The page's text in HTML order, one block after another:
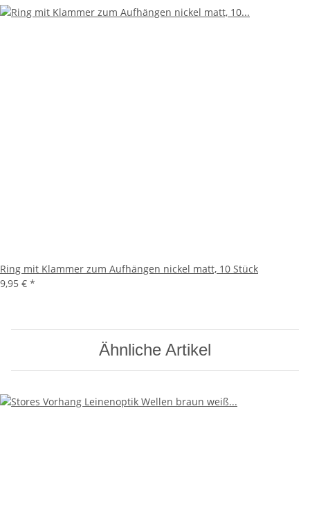
Ring mit Klammer zum Aufhängen nickel matt, 10 Stück
9,95 € *
Ähnliche Artikel